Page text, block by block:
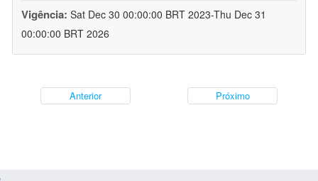
Vigência: Sat Dec 30 00:00:00 BRT 2023-Thu Dec 31
00:00:00 BRT 2026
Anterior Próximo